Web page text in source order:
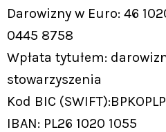
Darowizny w Euro: 46
0445 8758
Wpłata tytułem:
stowarzyszenia
Kod BIC
IBAN: PL26 1020 1055